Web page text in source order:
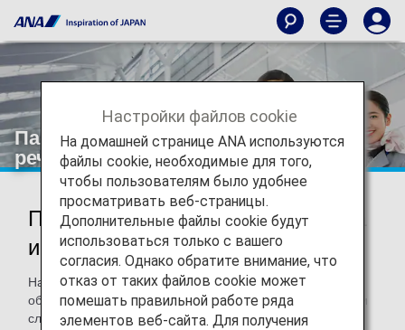
Пассажиры с нарушениями слуха и
речи
Пассажиры с нарушениями слуха
и речи
На этой странице представлена информация об
оборудовании и услугах для пассажиров с нарушениями
слуха и речи.
Настройки файлов cookie
На домашней странице ANA используются
файлы cookie, необходимые для того,
чтобы пользователям было удобнее
просматривать веб-страницы.
Дополнительные файлы cookie будут
использоваться только с вашего
согласия. Однако обратите внимание, что
отказ от таких файлов cookie может
помешать правильной работе ряда
элементов веб-сайта. Для получения